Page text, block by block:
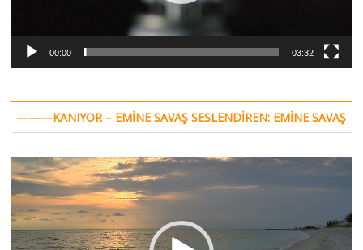
00:00 03:32
———KANIYOR – EMINE SAVAŞ SESLENDIREN: EMINE SAVAŞ
Video
oynatıcı